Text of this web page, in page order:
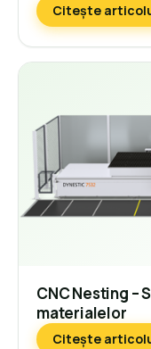
Citește
CNC Nesting –
materialelor
Citește